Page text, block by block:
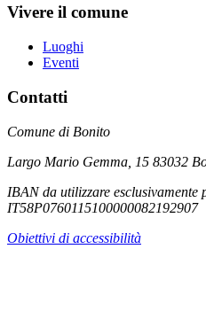
Vivere il comune
Luoghi
Eventi
Contatti
Comune di Bonito
Largo Mario Gemma, 15 83032
IBAN da utilizzare esclusivamente
IT58P0760115100000082192907
Obiettivi di accessibilità